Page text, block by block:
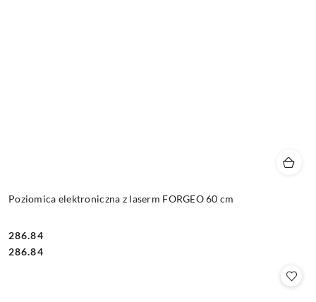
Poziomica elektroniczna z laserm FORGEO 60 cm
Cena:
286.84
Cena:
286.84